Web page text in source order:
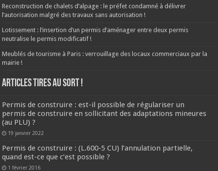
Reconstruction de chalets d’alpage : le préfet condamné à délivrer
l’autorisation malgré des travaux sans autorisation !
Lotissement : l’insertion d’un permis d’aménager entre deux permis
neutralise le permis modificatif !
Meublés de tourisme à Paris : verrouillage des locaux commerciaux par la
mairie !
ARTICLES TIRES AU SORT !
Permis de construire : est-il possible de régulariser un
permis de construire en sollicitant des adaptations mineures
(au PLU) ?
19 janvier 2022
Permis de construire : (L.600-5 CU) l’annulation partielle,
quand est-ce que c’est possible ?
1 février 2016